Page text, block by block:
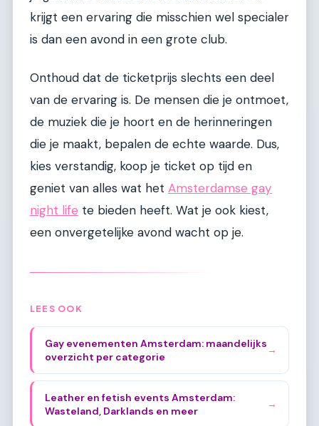
krijgt een ervaring die misschien wel specialer
is dan een avond in een grote club.
Onthoud dat de ticketprijs slechts een deel
van de ervaring is. De mensen die je ontmoet,
de muziek die je hoort en de herinneringen
die je maakt, bepalen de echte waarde. Dus,
kies verstandig, koop je ticket op tijd en
geniet van alles wat het Amsterdamse gay
night life te bieden heeft. Wat je ook kiest,
een onvergetelijke avond wacht op je.
LEES OOK
Gay evenementen Amsterdam: maandelijks
overzicht per categorie
→
Leather en fetish events Amsterdam:
Wasteland, Darklands en meer
→